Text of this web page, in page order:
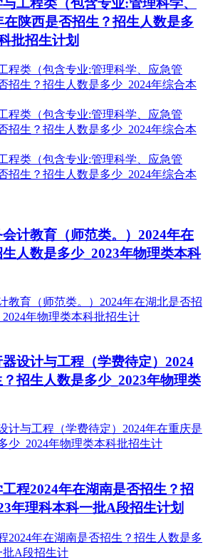
在陕西是否招生？招生人数是多
批招生计划
计教育（师范类。）2024年在
人数是多少_2023年物理类本科
设计与工程（学费待定）2024
招生人数是多少_2023年物理类
程2024年在湖南是否招生？招
年理科本科一批A段招生计划